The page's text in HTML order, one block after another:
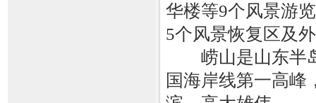
华楼等9个风景游
5个风景恢复区及
崂山是山东半岛
国海岸线第一高峰